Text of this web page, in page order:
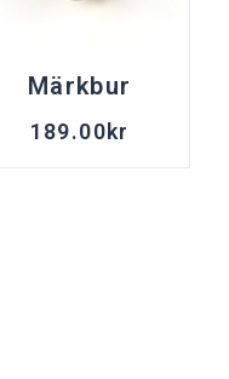
Märkbur
189.00kr